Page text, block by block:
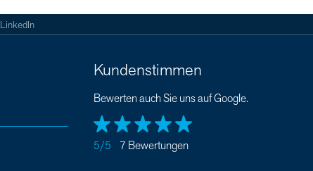
LinkedIn
Kundenstimmen
Bewerten auch Sie uns auf Google.
5/5 7 Bewertungen